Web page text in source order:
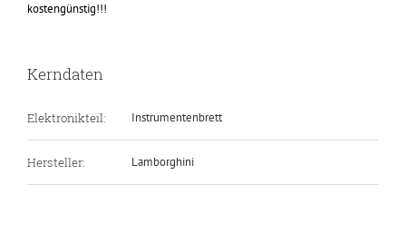
kostengünstig!!!
Kerndaten
Elektronikteil: Instrumentenbrett
Hersteller: Lamborghini